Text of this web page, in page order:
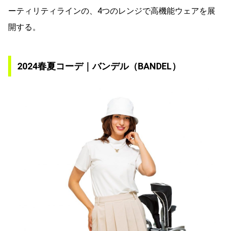
ーティリティラインの、4つのレンジで高機能ウェアを展
開する。
2024春夏コーデ｜バンデル（BANDEL）